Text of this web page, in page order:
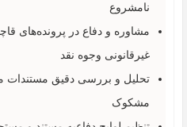
نامشروع
مشاوره و دفاع در پرونده‌های
غیرقانونی وجوه نقد
تحلیل و بررسی دقیق مستندات
مشکوک